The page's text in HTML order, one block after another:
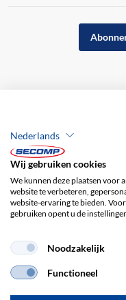
Privacybeleid
Nederlands
Wij gebruiken cookies
We kunnen deze plaatsen voor
website te verbeteren,
website-ervaring te bieden.
gebruiken opent u de
Noodzakelijk
Functioneel